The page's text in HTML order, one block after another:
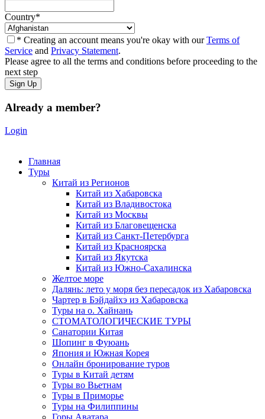
Country*
* Creating an account means you're okay with ourTerms of
Service and Privacy Statement.
Please agree to all the terms and conditions before proceeding to the
next step
Already a member?
Login
Главная
Туры
Китай из Регионов
Китай из Хабаровска
Китай из Владивостока
Китай из Москвы
Китай из Благовещенска
Китай из Санкт-Петербурга
Китай из Красноярска
Китай из Якутска
Китай из Южно-Сахалинска
Желтое море
Далянь: лето у моря без пересадок из Хабаровска
Чартер в Бэйдайхэ из Хабаровска
Туры на о. Хайнань
СТОМАТОЛОГИЧЕСКИЕ ТУРЫ
Санатории Китая
Шопинг в Фуюань
Япония и Южная Корея
Онлайн бронирование туров
Туры в Китай детям
Туры во Вьетнам
Туры в Приморье
Туры на Филиппины
Горы Аватара